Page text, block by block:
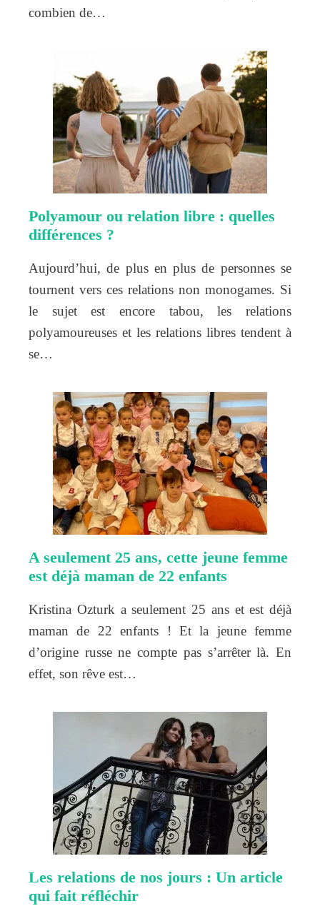
combien de…
Polyamour ou relation libre : quelles
différences ?
Aujourd’hui, de plus en plus de personnes se
tournent vers ces relations non monogames. Si
le sujet est encore tabou, les relations
polyamoureuses et les relations libres tendent à
se…
A seulement 25 ans, cette jeune femme
est déjà maman de 22 enfants
Kristina Ozturk a seulement 25 ans et est déjà
maman de 22 enfants ! Et la jeune femme
d’origine russe ne compte pas s’arrêter là. En
effet, son rêve est…
Les relations de nos jours : Un article
qui fait réfléchir